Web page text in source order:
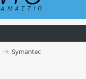
Symantec